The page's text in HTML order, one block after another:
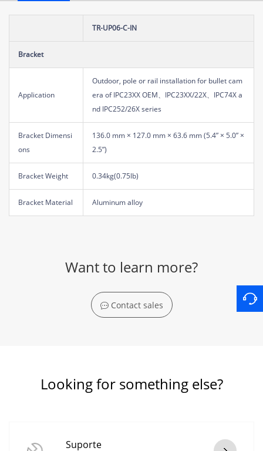
TR-UP06-C-IN
Bracket
Application
Outdoor, pole or rail installation for bullet cam
era of IPC23XX OEM、IPC23XX/22X、IPC74X a
nd IPC252/26X series
Bracket Dimensi
ons
136.0 mm × 127.0 mm × 63.6 mm (5.4” × 5.0” ×
2.5”)
Bracket Weight 0.34kg(0.75lb)
Bracket Material Aluminum alloy
Want to learn more?
Contact sales
Looking for something else?
Suporte